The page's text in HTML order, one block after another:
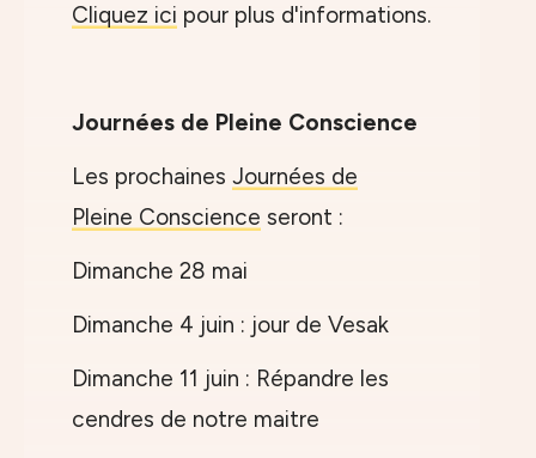
Cliquez ici pour plus d'informations.
Journées de Pleine Conscience
Les prochaines Journées de
Pleine Conscience seront :
Dimanche 28 mai
Dimanche 4 juin : jour de Vesak
Dimanche 11 juin : Répandre les
cendres de notre maitre